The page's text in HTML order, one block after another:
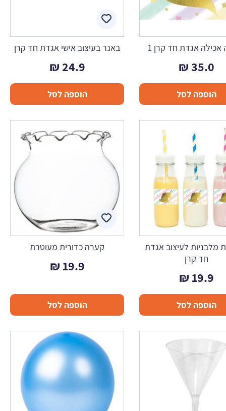
אכילה אגדת חד קרן 1
35.0
₪
הוספה לסל
באנר בעיצוב אישי אגדת חד קרן
24.9
₪
הוספה לסל
מלבניות לעיצוב אגדת
חד קרן
19.9
₪
הוספה לסל
קערה כדורית מעוטרת
19.9
₪
הוספה לסל